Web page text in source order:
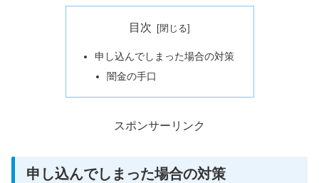
目次
申し込んでしまった場合の対策
闇金の手口
スポンサーリンク
申し込んでしまった場合の対策